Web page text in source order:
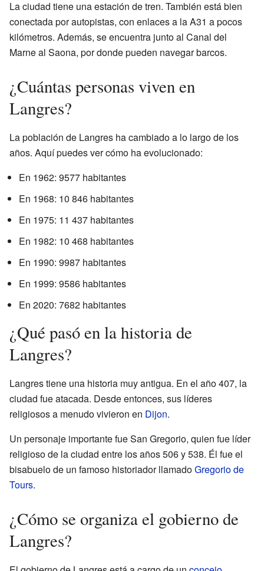
La ciudad tiene una estación de tren. También está bien
conectada por autopistas, con enlaces a la A31 a pocos
kilómetros. Además, se encuentra junto al Canal del
Marne al Saona, por donde pueden navegar barcos.
¿Cuántas personas viven en
Langres?
La población de Langres ha cambiado a lo largo de los
años. Aquí puedes ver cómo ha evolucionado:
En 1962: 9577 habitantes
En 1968: 10 846 habitantes
En 1975: 11 437 habitantes
En 1982: 10 468 habitantes
En 1990: 9987 habitantes
En 1999: 9586 habitantes
En 2020: 7682 habitantes
¿Qué pasó en la historia de
Langres?
Langres tiene una historia muy antigua. En el año 407, la
ciudad fue atacada. Desde entonces, sus líderes
religiosos a menudo vivieron en Dijon.
Un personaje importante fue San Gregorio, quien fue líder
religioso de la ciudad entre los años 506 y 538. Él fue el
bisabuelo de un famoso historiador llamadoGregorio de
Tours.
¿Cómo se organiza el gobierno de
Langres?